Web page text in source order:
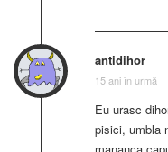
antidihor
15 ani în urmă
Eu urasc
pisici, umbla
mananca